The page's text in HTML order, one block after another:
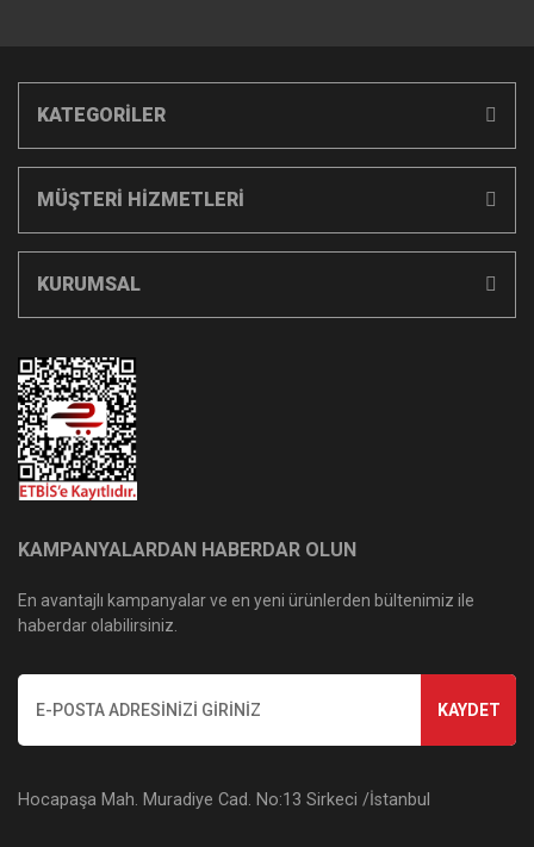
KATEGORİLER
MÜŞTERİ HİZMETLERİ
KURUMSAL
KAMPANYALARDAN HABERDAR OLUN
En avantajlı kampanyalar ve en yeni ürünlerden bültenimiz ile
haberdar olabilirsiniz.
KAYDET
Hocapaşa Mah. Muradiye Cad. No:13 Sirkeci /İstanbul